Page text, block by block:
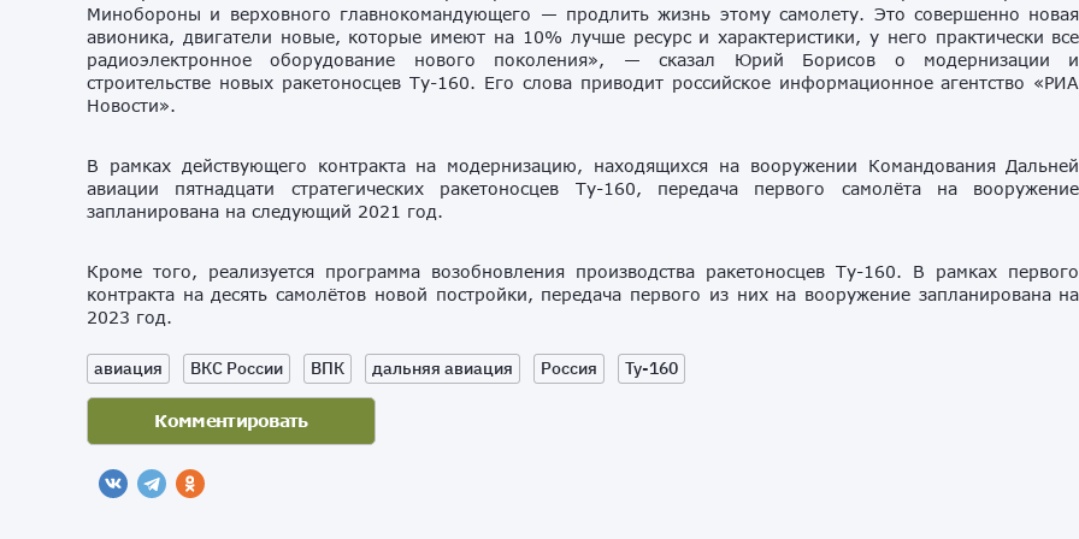
Минобороны и верховного главнокомандующего — продлить жизнь этому самолету. Это совершенно новая
авионика, двигатели новые, которые имеют на 10% лучше ресурс и характеристики, у него практически все
радиоэлектронное оборудование нового поколения», — сказал Юрий Борисов о модернизации и
строительстве новых ракетоносцев Ту-160. Его слова приводит российское информационное агентство «РИА
Новости».
В рамках действующего контракта на модернизацию, находящихся на вооружении Командования Дальней
авиации пятнадцати стратегических ракетоносцев Ту-160, передача первого самолёта на вооружение
запланирована на следующий 2021 год.
Кроме того, реализуется программа возобновления производства ракетоносцев Ту-160. В рамках первого
контракта на десять самолётов новой постройки, передача первого из них на вооружение запланирована на
2023 год.
авиация ВКС России ВПК дальняя авиация Россия Ту-160